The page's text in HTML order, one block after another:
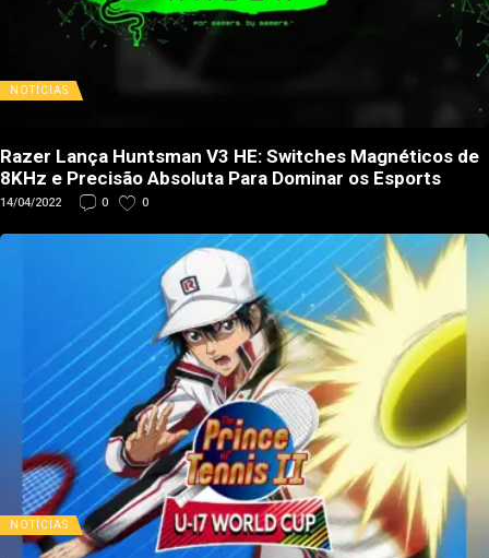
NOTÍCIAS
Razer Lança Huntsman V3 HE: Switches Magnéticos de
8KHz e Precisão Absoluta Para Dominar os Esports
14/04/2022 0 0
NOTÍCIAS